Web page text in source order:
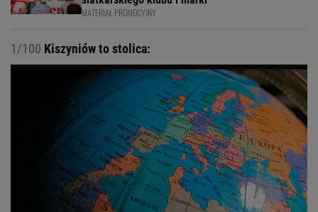
MATERIAŁ PROMOCYJNY
1/100 Kiszyniów to stolica: